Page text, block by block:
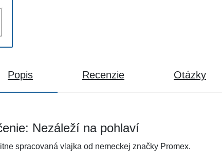
Popis Recenzie Otázky
Nezáleží na pohlaví
spracovaná vlajka od nemeckej značky Promex.